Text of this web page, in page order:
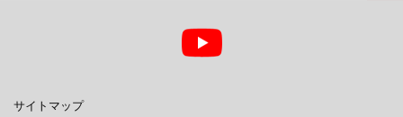
サイトマップ